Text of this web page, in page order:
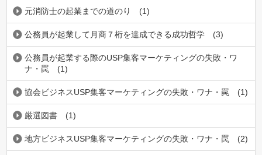
元消防士の起業までの道のり (1)
公務員が起業して月商７桁を達成できる成功哲学 (3)
公務員が起業する際のUSP集客マーケティングの失敗・ワ
ナ・罠
(1)
協会ビジネスUSP集客マーケティングの失敗・ワナ・罠 (1)
厳選図書 (1)
地方ビジネスUSP集客マーケティングの失敗・ワナ・罠 (2)